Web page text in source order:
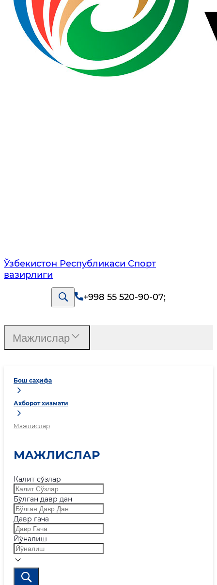
Ўзбекистон Республикаси Спорт
вазирлиги
+998 55 520-90-07;
Бош саҳифа
Ахборот хизмати
Мажлислар
МАЖЛИСЛАР
Калит сўзлар
Бўлган давр дан
Давр гача
Йўналиш
Мажлислар